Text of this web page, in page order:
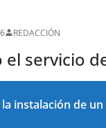
REDACCIÓN
el servicio
la instalación de